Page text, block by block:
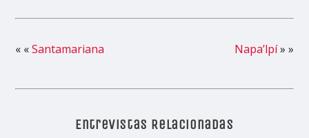
« «Santamariana Napa’lpí» »
Entrevistas Relacionadas